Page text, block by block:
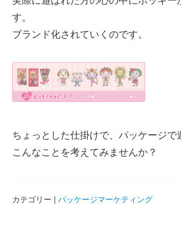
す。
ブランド化されていくのです。
ちょっとした仕掛けで、パッケージで
こんなことを考えてみませんか？
カテゴリー | パッケージマーケティング